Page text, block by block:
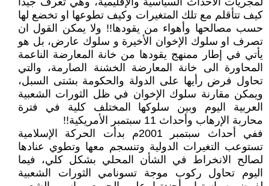
كيف تتأقلم مع تلك المتغيرات وكيف تطوعها او تخضع لها
حسب مصالحها وأهواء من يقودها!! ولا يمكن القول ان
تصرف او سلوك الإخوان الأخيرة و سلوك عارض، بل هو
يأتي في إطار ممنهج يقودها من خانة المعارضة الناعمة
المحاورة الى خانة المعارضة الخشنة الصارمة، والتي
تحاول فرض رأيها على الدولة والحكومة بشتى السبل،
ويمكن مقارنة سلوك الإخوان في ظل الثورات الشعبية
العربية اليوم وبين سلوكها المختلف كلية في فترة
محاربة الإرهاب وأحداث 11 سبتمبر الأمريكية!!
ففي أحداث سبتمبر 2001م بدأت الحركة الإسلامية
تستوعب التغيرات الدولية وتنسجم معها وتطوي عنادها
لصالح الانخراط في الشأن المحلي بشكل كلي، فيما
اليوم تحاول ركوب موجة تسونامي الثورات الشعبية